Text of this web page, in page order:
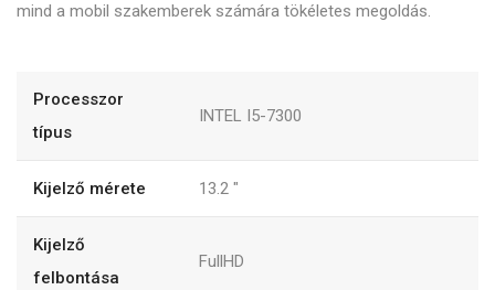
mind a mobil szakemberek számára tökéletes megoldás.
Processzor
típus
INTEL I5-7300
Kijelző mérete 13.2 "
Kijelző
felbontása
FullHD